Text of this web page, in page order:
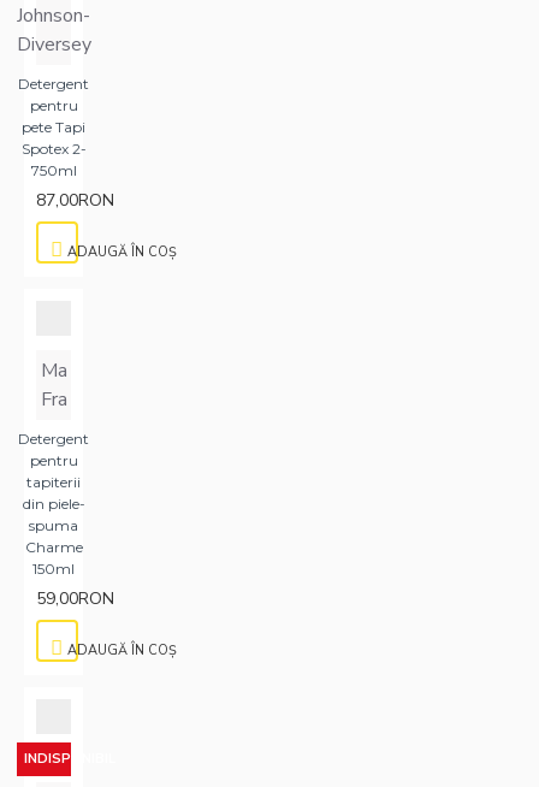
Johnson-
Diversey
Detergent
pentru
pete Tapi
Spotex 2-
750ml
87,00RON
ADAUGĂ ÎN COŞ
Ma
Fra
Detergent
pentru
tapiterii
din piele-
spuma
Charme
150ml
59,00RON
ADAUGĂ ÎN COŞ
INDISPONIBIL